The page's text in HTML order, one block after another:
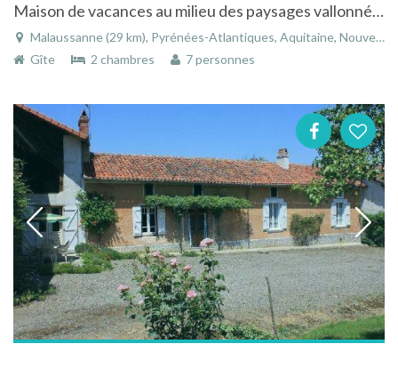
Maison de vacances au milieu des paysages vallonnés de Malaussane dans les Pyrénées Atlantiques
Malaussanne (29 km), Pyrénées-Atlantiques, Aquitaine, Nouvelle-Aquitaine, France
Gîte
2 chambres 7 personnes